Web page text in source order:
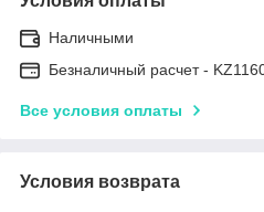
Наличными
Безналичный расчет -
Все условия оплаты
Условия возврата